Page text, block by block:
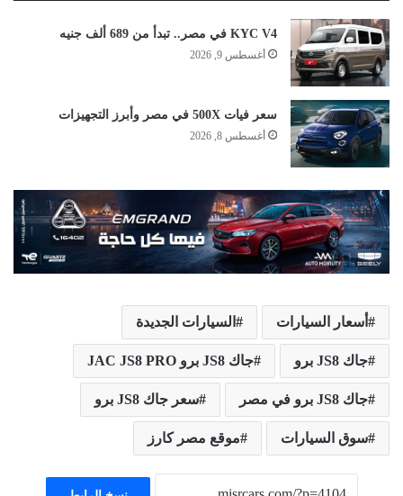
KYC V4 في مصر.. تبدأ من 689 ألف جنيه
أغسطس 9, 2026
سعر فيات 500X في مصر وأبرز التجهيزات
أغسطس 8, 2026
أسعار السيارات السيارات الجديدة
جاك JS8 برو جاك JS8 برو JAC JS8 PRO
جاك JS8 برو في مصر سعر جاك JS8 برو
سوق السيارات موقع مصر كارز